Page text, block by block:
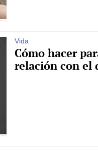
Vida
Cómo hacer
relación con el